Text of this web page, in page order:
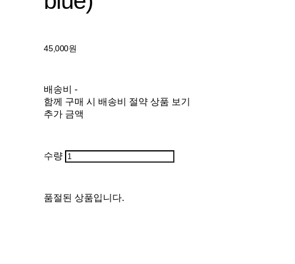
45,000원
배송비-
함께 구매 시 배송비 절약 상품 보기
추가 금액
수량
품절된 상품입니다.